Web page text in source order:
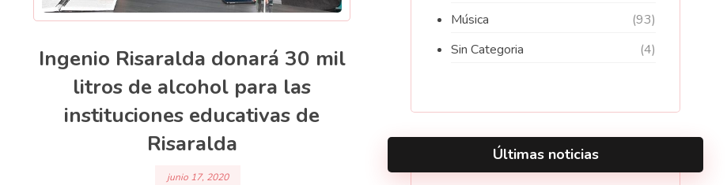
Ingenio Risaralda donará 30 mil
litros de alcohol para las
instituciones educativas de
Risaralda
junio 17, 2020
Música
(93)
Sin Categoria
(4)
Últimas noticias